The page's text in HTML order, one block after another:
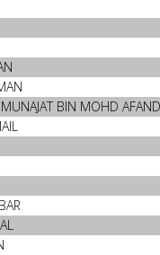
BIN MOHD